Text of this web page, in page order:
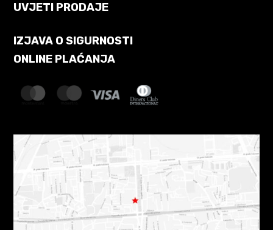
UVJETI PRODAJE
IZJAVA O SIGURNOSTI
ONLINE PLAĆANJA